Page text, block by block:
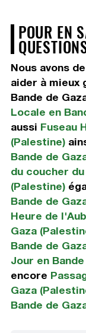
POUR EN
Nous avons
aider à mieux
Bande de
Locale en
aussi Fuseau
(Palestine)
Bande de
du coucher
(Palestine)
Bande de
Heure de
Gaza
Bande de
Jour en
encore
Gaza
Bande de